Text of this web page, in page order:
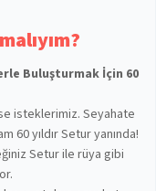
Buluşturmak İçin 60
isteklerimiz. Seyahate
60 yıldır Setur yanında!
Setur ile rüya gibi